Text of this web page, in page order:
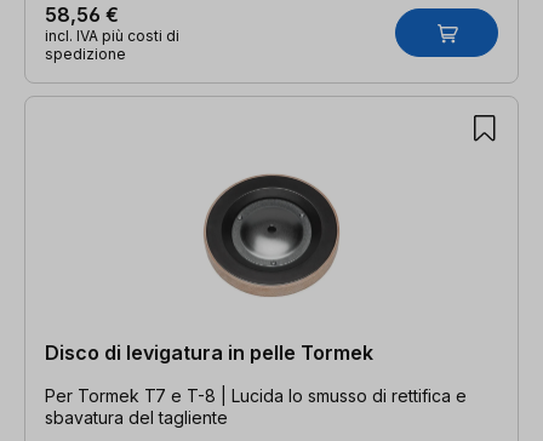
58,56 €
incl. IVA più costi di
spedizione
Disco di levigatura in pelle Tormek
Per Tormek T7 e T-8 | Lucida lo smusso di rettifica e
sbavatura del tagliente